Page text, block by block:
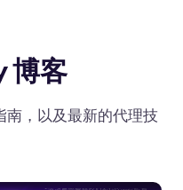
博客
，以及最新的代理技